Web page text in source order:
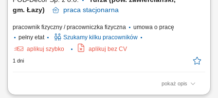
gm. Łazy)
praca stacjonarna
pracownik fizyczny / pracowniczka fizyczna
umowa o pracę
pełny etat
Szukamy kilku pracowników
aplikuj szybko
aplikuj bez CV
1 dni
pokaż opis
Obowiązki: obsługa i nadzór pracy maszyn produkcyjnych; regulacja